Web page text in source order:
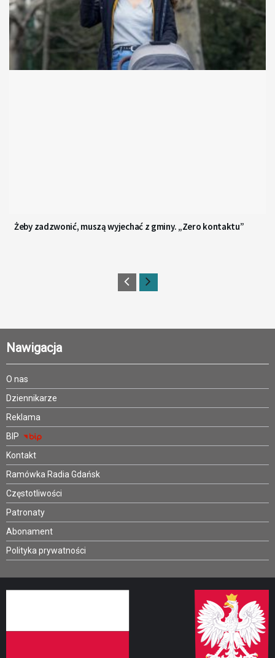
Żeby zadzwonić, muszą wyjechać z gminy. „Zero kontaktu”
Nawigacja
O nas
Dziennikarze
Reklama
BIP
Kontakt
Ramówka Radia Gdańsk
Częstotliwości
Patronaty
Abonament
Polityka prywatności